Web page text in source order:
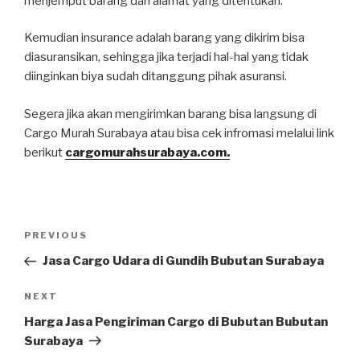
Kemudian insurance adalah barang yang dikirim bisa
diasuransikan, sehingga jika terjadi hal-hal yang tidak
diinginkan biya sudah ditanggung pihak asuransi.
Segera jika akan mengirimkan barang bisa langsung di
Cargo Murah Surabaya atau bisa cek infromasi melalui link
berikut cargomurahsurabaya.com.
PREVIOUS
Jasa Cargo Udara di Gundih Bubutan Surabaya
NEXT
Harga Jasa Pengiriman Cargo di Bubutan Bubutan
Surabaya